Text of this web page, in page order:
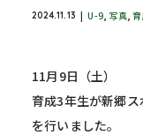
2024.11.13 U-9, 写真,
11月9日（土）
育成3年生が新郷
を行いました。